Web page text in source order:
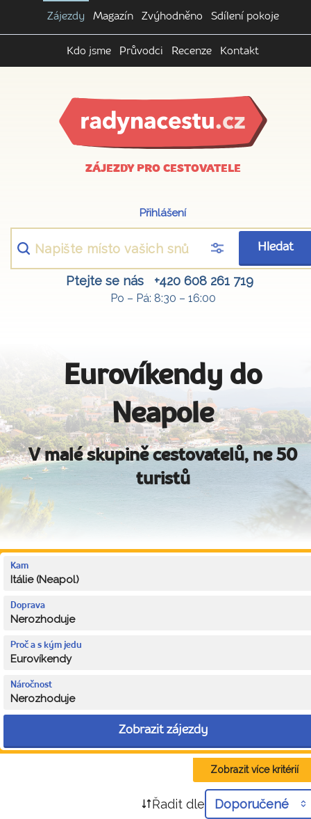
Zájezdy Magazín Zvýhodněno Sdílení pokoje
Kdo jsme Průvodci Recenze Kontakt
ZÁJEZDY PRO CESTOVATELE
Přihlášení
Hledat
Ptejte se nás +420 608 261 719
Po – Pá: 8:30 – 16:00
Eurovíkendy do
Neapole
V malé skupině cestovatelů, ne 50
turistů
Kam
Itálie (Neapol)
Doprava
Nerozhoduje
Proč a s kým jedu
Eurovíkendy
Náročnost
Nerozhoduje
Zobrazit zájezdy
Zobrazit více kritérií
Řadit dle Doporučené